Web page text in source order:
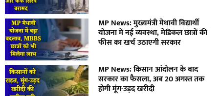
MP News: मुख्यमंत्री मेधावी विद्यार्थी
योजना में नई व्यवस्था, मेडिकल छात्रों की
फीस का खर्च उठाएगी सरकार
MP News: किसान आंदोलन के बाद
सरकार का फैसला, अब 20 अगस्त तक
होगी मूंग-उड़द खरीदी